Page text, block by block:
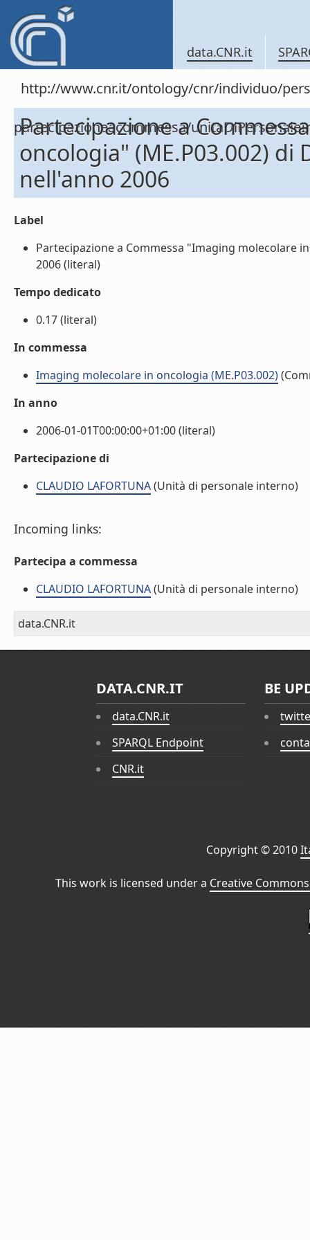
data.CNR.it
http://www.cnr.it/ontology/cnr/individuo/
partecipazioneacommessa/
Partecipazione a
oncologia" (ME.P03.002) di
nell'anno 2006
Label
Partecipazione a Commessa "Imaging molecolare in
2006 (literal)
Tempo dedicato
0.17 (literal)
In commessa
Imaging molecolare in oncologia (ME.P03.002)
In anno
2006-01-01T00:00:00+01:00 (literal)
Partecipazione di
CLAUDIO LAFORTUNA(Unità di personale interno)
Incoming links:
Partecipa a commessa
CLAUDIO LAFORTUNA(Unità di personale interno)
data.CNR.it
DATA.CNR.IT
data.CNR.it
SPARQL Endpoint
CNR.it
BE
Copyright © 2010
This work is licensed under a Creative